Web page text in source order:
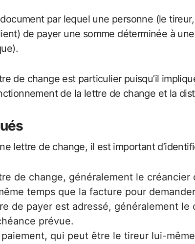
par lequel une personne (le
de payer une somme déterminée à
de change est particulier puisqu’il
de la lettre de change et la
lettre de change, il est important
de change, généralement le
temps que la facture pour
de payer est adressé, généralement
prévue.
paiement, qui peut être le tireur lui-